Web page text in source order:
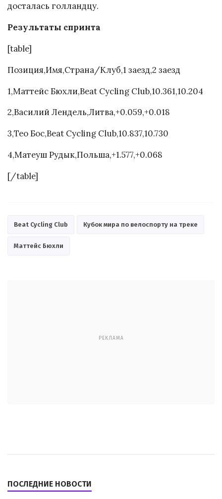
досталась голландцу.
Результаты спринта
[table]
Позиция,Имя,Страна/Клуб,1 заезд,2 заезд
1,Маттейс Бюхли,Beat Cycling Club,10.361,10.204
2,Василий Лендель,Литва,+0.059,+0.018
3,Тео Бос,Beat Cycling Club,10.837,10.730
4,Матеуш Рудык,Польша,+1.577,+0.068
[/table]
Beat Cycling Club Кубок мира по велоспорту на треке
Маттейс Бюхли
РЕКЛАМА
ПОСЛЕДНИЕ НОВОСТИ